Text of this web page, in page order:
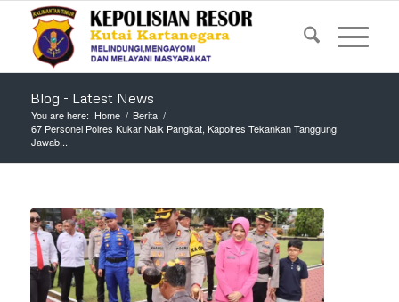
Blog - Latest News
You are here: Home / Berita /
67 Personel Polres Kukar Naik Pangkat, Kapolres Tekankan Tanggung
Jawab...